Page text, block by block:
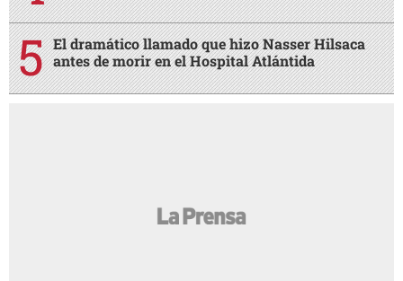
El dramático llamado que hizo Nasser Hilsaca
antes de morir en el Hospital Atlántida